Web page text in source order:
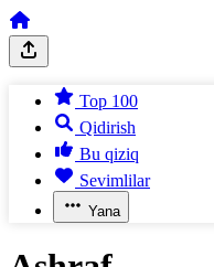
Top 100
Qidirish
Bu qiziq
Sevimlilar
Yana